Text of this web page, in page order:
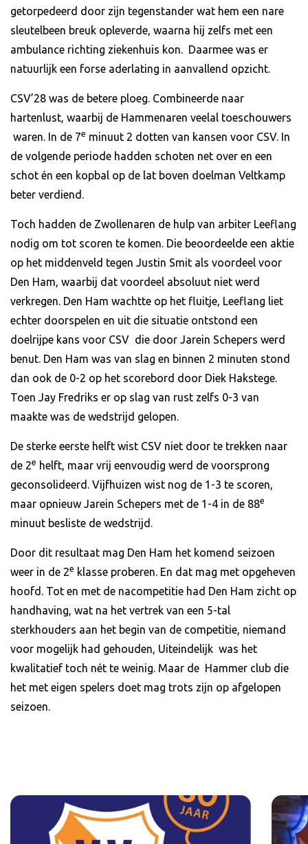
getorpedeerd door zijn tegenstander wat hem een nare
sleutelbeen breuk opleverde, waarna hij zelfs met een
ambulance richting ziekenhuis kon. Daarmee was er
natuurlijk een forse aderlating in aanvallend opzicht.
CSV’28 was de betere ploeg. Combineerde naar
hartenlust, waarbij de Hammenaren veelal toeschouwers
waren. In de 7e minuut 2 dotten van kansen voor CSV. In
de volgende periode hadden schoten net over en een
schot én een kopbal op de lat boven doelman Veltkamp
beter verdiend.
Toch hadden de Zwollenaren de hulp van arbiter Leeflang
nodig om tot scoren te komen. Die beoordeelde een aktie
op het middenveld tegen Justin Smit als voordeel voor
Den Ham, waarbij dat voordeel absoluut niet werd
verkregen. Den Ham wachtte op het fluitje, Leeflang liet
echter doorspelen en uit die situatie ontstond een
doelrijpe kans voor CSV die door Jarein Schepers werd
benut. Den Ham was van slag en binnen 2 minuten stond
dan ook de 0-2 op het scorebord door Diek Hakstege.
Toen Jay Fredriks er op slag van rust zelfs 0-3 van
maakte was de wedstrijd gelopen.
De sterke eerste helft wist CSV niet door te trekken naar
de 2e helft, maar vrij eenvoudig werd de voorsprong
geconsolideerd. Vijfhuizen wist nog de 1-3 te scoren,
maar opnieuw Jarein Schepers met de 1-4 in de 88e
minuut besliste de wedstrijd.
Door dit resultaat mag Den Ham het komend seizoen
weer in de 2e klasse proberen. En dat mag met opgeheven
hoofd. Tot en met de nacompetitie had Den Ham zicht op
handhaving, wat na het vertrek van een 5-tal
sterkhouders aan het begin van de competitie, niemand
voor mogelijk had gehouden, Uiteindelijk was het
kwalitatief toch nét te weinig. Maar de Hammer club die
het met eigen spelers doet mag trots zijn op afgelopen
seizoen.